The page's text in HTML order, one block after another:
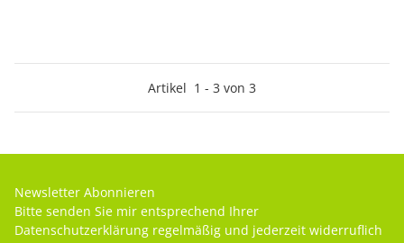
Artikel 1 - 3 von 3
Newsletter Abonnieren
Bitte senden Sie mir entsprechend Ihrer
Datenschutzerklärung regelmäßig und jederzeit widerruflich